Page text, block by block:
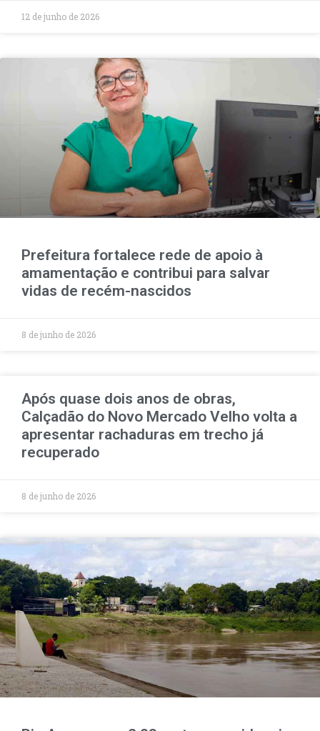
12 de junho de 2026
Prefeitura fortalece rede de apoio à
amamentação e contribui para salvar
vidas de recém-nascidos
8 de junho de 2026
Após quase dois anos de obras,
Calçadão do Novo Mercado Velho volta a
apresentar rachaduras em trecho já
recuperado
8 de junho de 2026